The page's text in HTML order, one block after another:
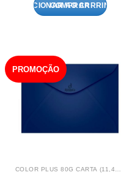
ADICIONAR AO CARRINHO
PROMOÇÃO
COLOR PLUS 80G CARTA (11,4X16,2)